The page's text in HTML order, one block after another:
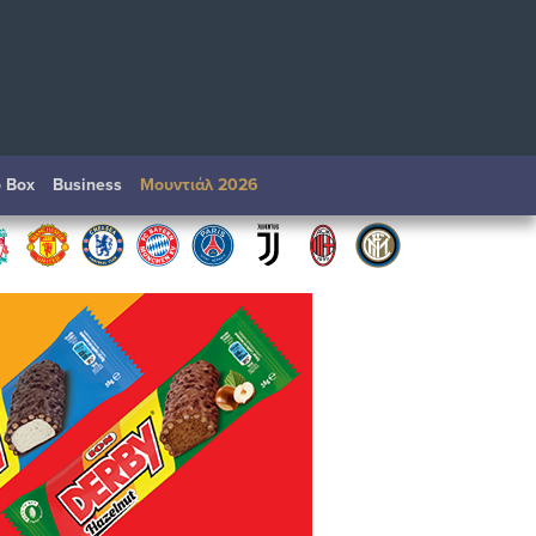
Box Βusiness Μουντιάλ 2026